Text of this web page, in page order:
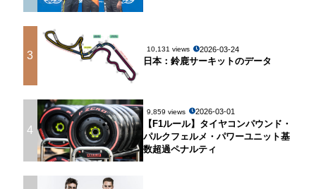
3 10,131 views 2026-03-24
日本：鈴鹿サーキットのデータ
4
9,859 views 2026-03-01
【F1ルール】タイヤコンパウンド・
パルクフェルメ・パワーユニット基
数超過ペナルティ